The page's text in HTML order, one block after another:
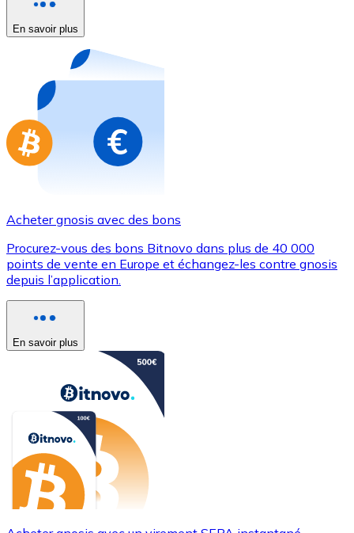
Nouveau
Achetez des cartes-cadeaux de vos marques
Aller à la boutique de cartes-cadeaux
En savoir plus
Acheter gnosis avec des bons
Procurez-vous des bons Bitnovo dans plus de 40 000
points de vente en Europe et échangez-les contre gnosis
depuis l’application.
En savoir plus